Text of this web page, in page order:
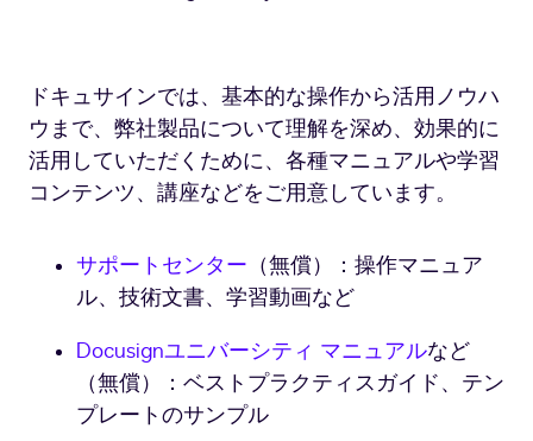
ドキュサインでは、基本的な操作から活用ノウハ
ウまで、弊社製品について理解を深め、効果的に
活用していただくために、各種マニュアルや学習
コンテンツ、講座などをご用意しています。
サポートセンター （無償）：操作マニュア
ル、技術文書、学習動画など
Docusignユニバーシティ マニュアルなど
（無償）：ベストプラクティスガイド、テン
プレートのサンプル